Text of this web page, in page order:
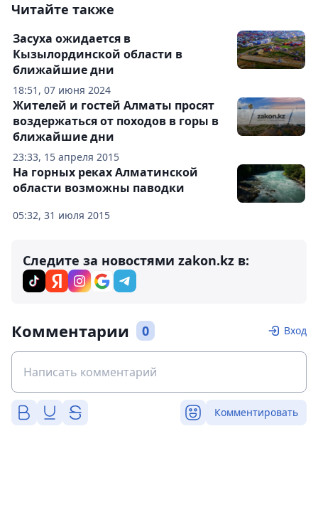
Читайте также
18:51, 07 июня 2024
Засуха ожидается в
Кызылординской области в
ближайшие дни
23:33, 15 апреля 2015
Жителей и гостей Алматы просят
воздержаться от походов в горы в
ближайшие дни
05:32, 31 июля 2015
На горных реках Алматинской
области возможны паводки
Следите за новостями zakon.kz в:
Комментарии 0 Вход
Комментировать